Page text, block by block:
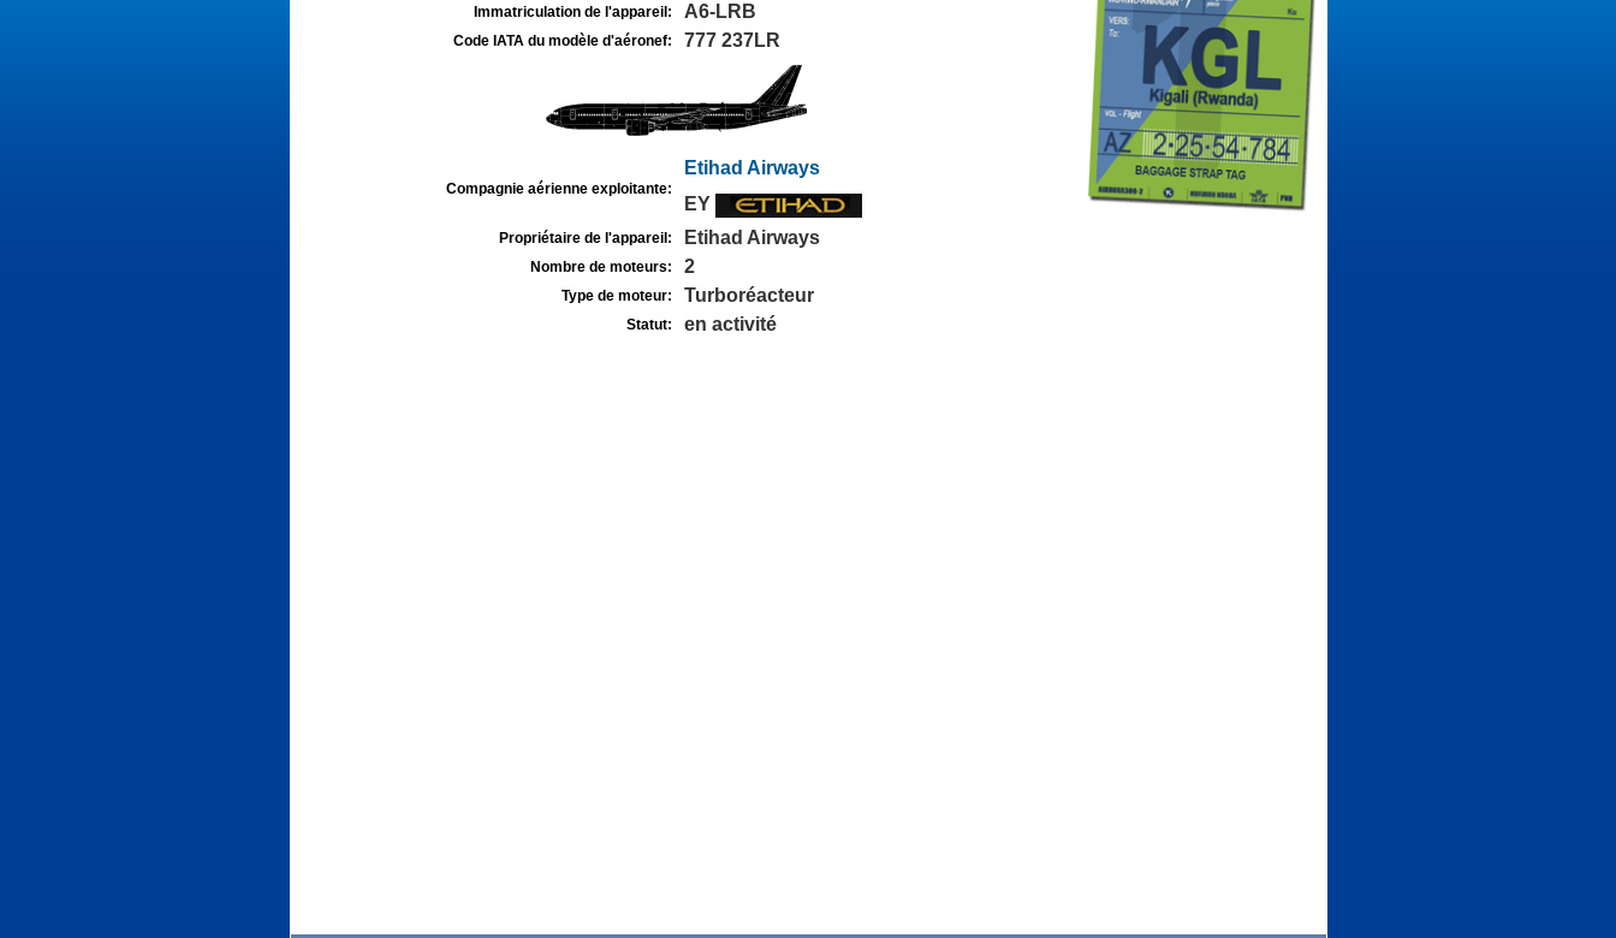
Immatriculation de l'appareil: A6-LRB
Code IATA du modèle d'aéronef: 777 237LR
Compagnie aérienne exploitante:
Etihad Airways
EY
Propriétaire de l'appareil: Etihad Airways
Nombre de moteurs: 2
Type de moteur: Turboréacteur
Statut: en activité